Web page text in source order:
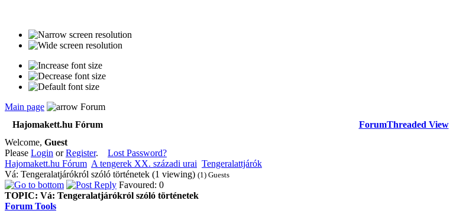
Main page
Forum
Hajomakett.hu Fórum
ForumThreaded View
Welcome, Guest
Please Login orRegister. Lost Password?
Hajomakett.hu Fórum A tengerek XX. századi urai Tengeralattjárók
Vá: Tengeralatjárókról szóló történetek (1 viewing) (1) Guests
Favoured: 0
TOPIC: Vá: Tengeralatjárókról szóló történetek
Forum Tools